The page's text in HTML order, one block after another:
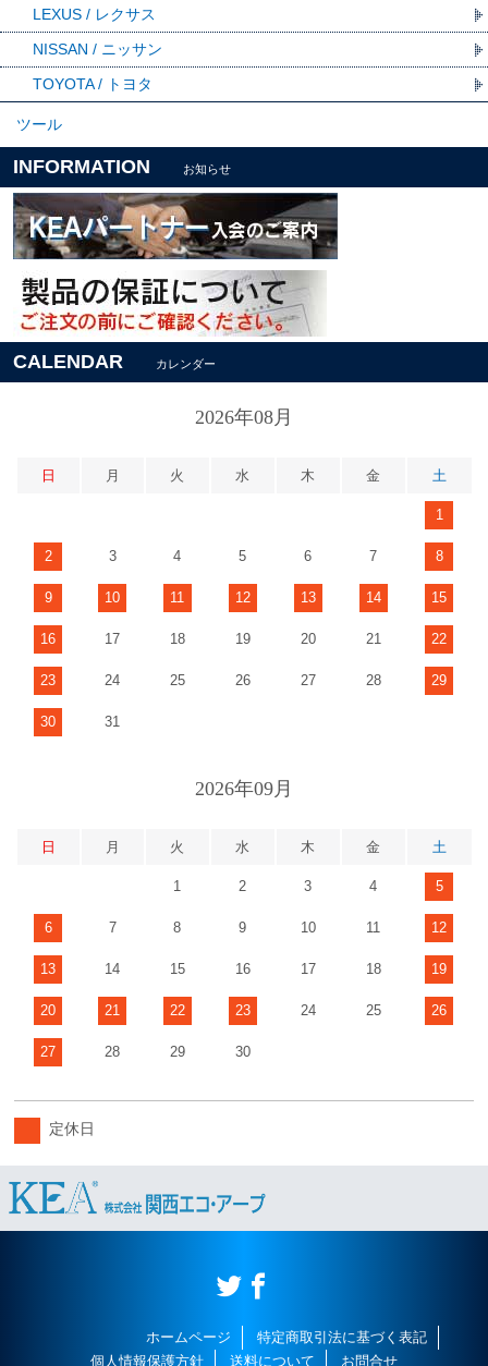
LEXUS / レクサス
NISSAN / ニッサン
TOYOTA / トヨタ
ツール
INFORMATION お知らせ
CALENDAR カレンダー
2026年08月
日 月 火 水 木 金 土
1
2 3 4 5 6 7 8
9 10 11 12 13 14 15
16 17 18 19 20 21 22
23 24 25 26 27 28 29
30 31
2026年09月
日 月 火 水 木 金 土
1 2 3 4 5
6 7 8 9 10 11 12
13 14 15 16 17 18 19
20 21 22 23 24 25 26
27 28 29 30
定休日
ホームページ
特定商取引法に基づく表記
個人情報保護方針
送料について お問合せ